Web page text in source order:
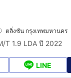
ตลิ่งชัน กรุงเทพมหานคร
T 1.9 LDA ปี 2022
LINE